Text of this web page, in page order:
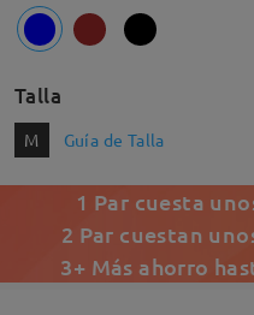
Talla
M Guía de Talla
1 Par cuesta
2 Par cuestan
3+ Más ahorro